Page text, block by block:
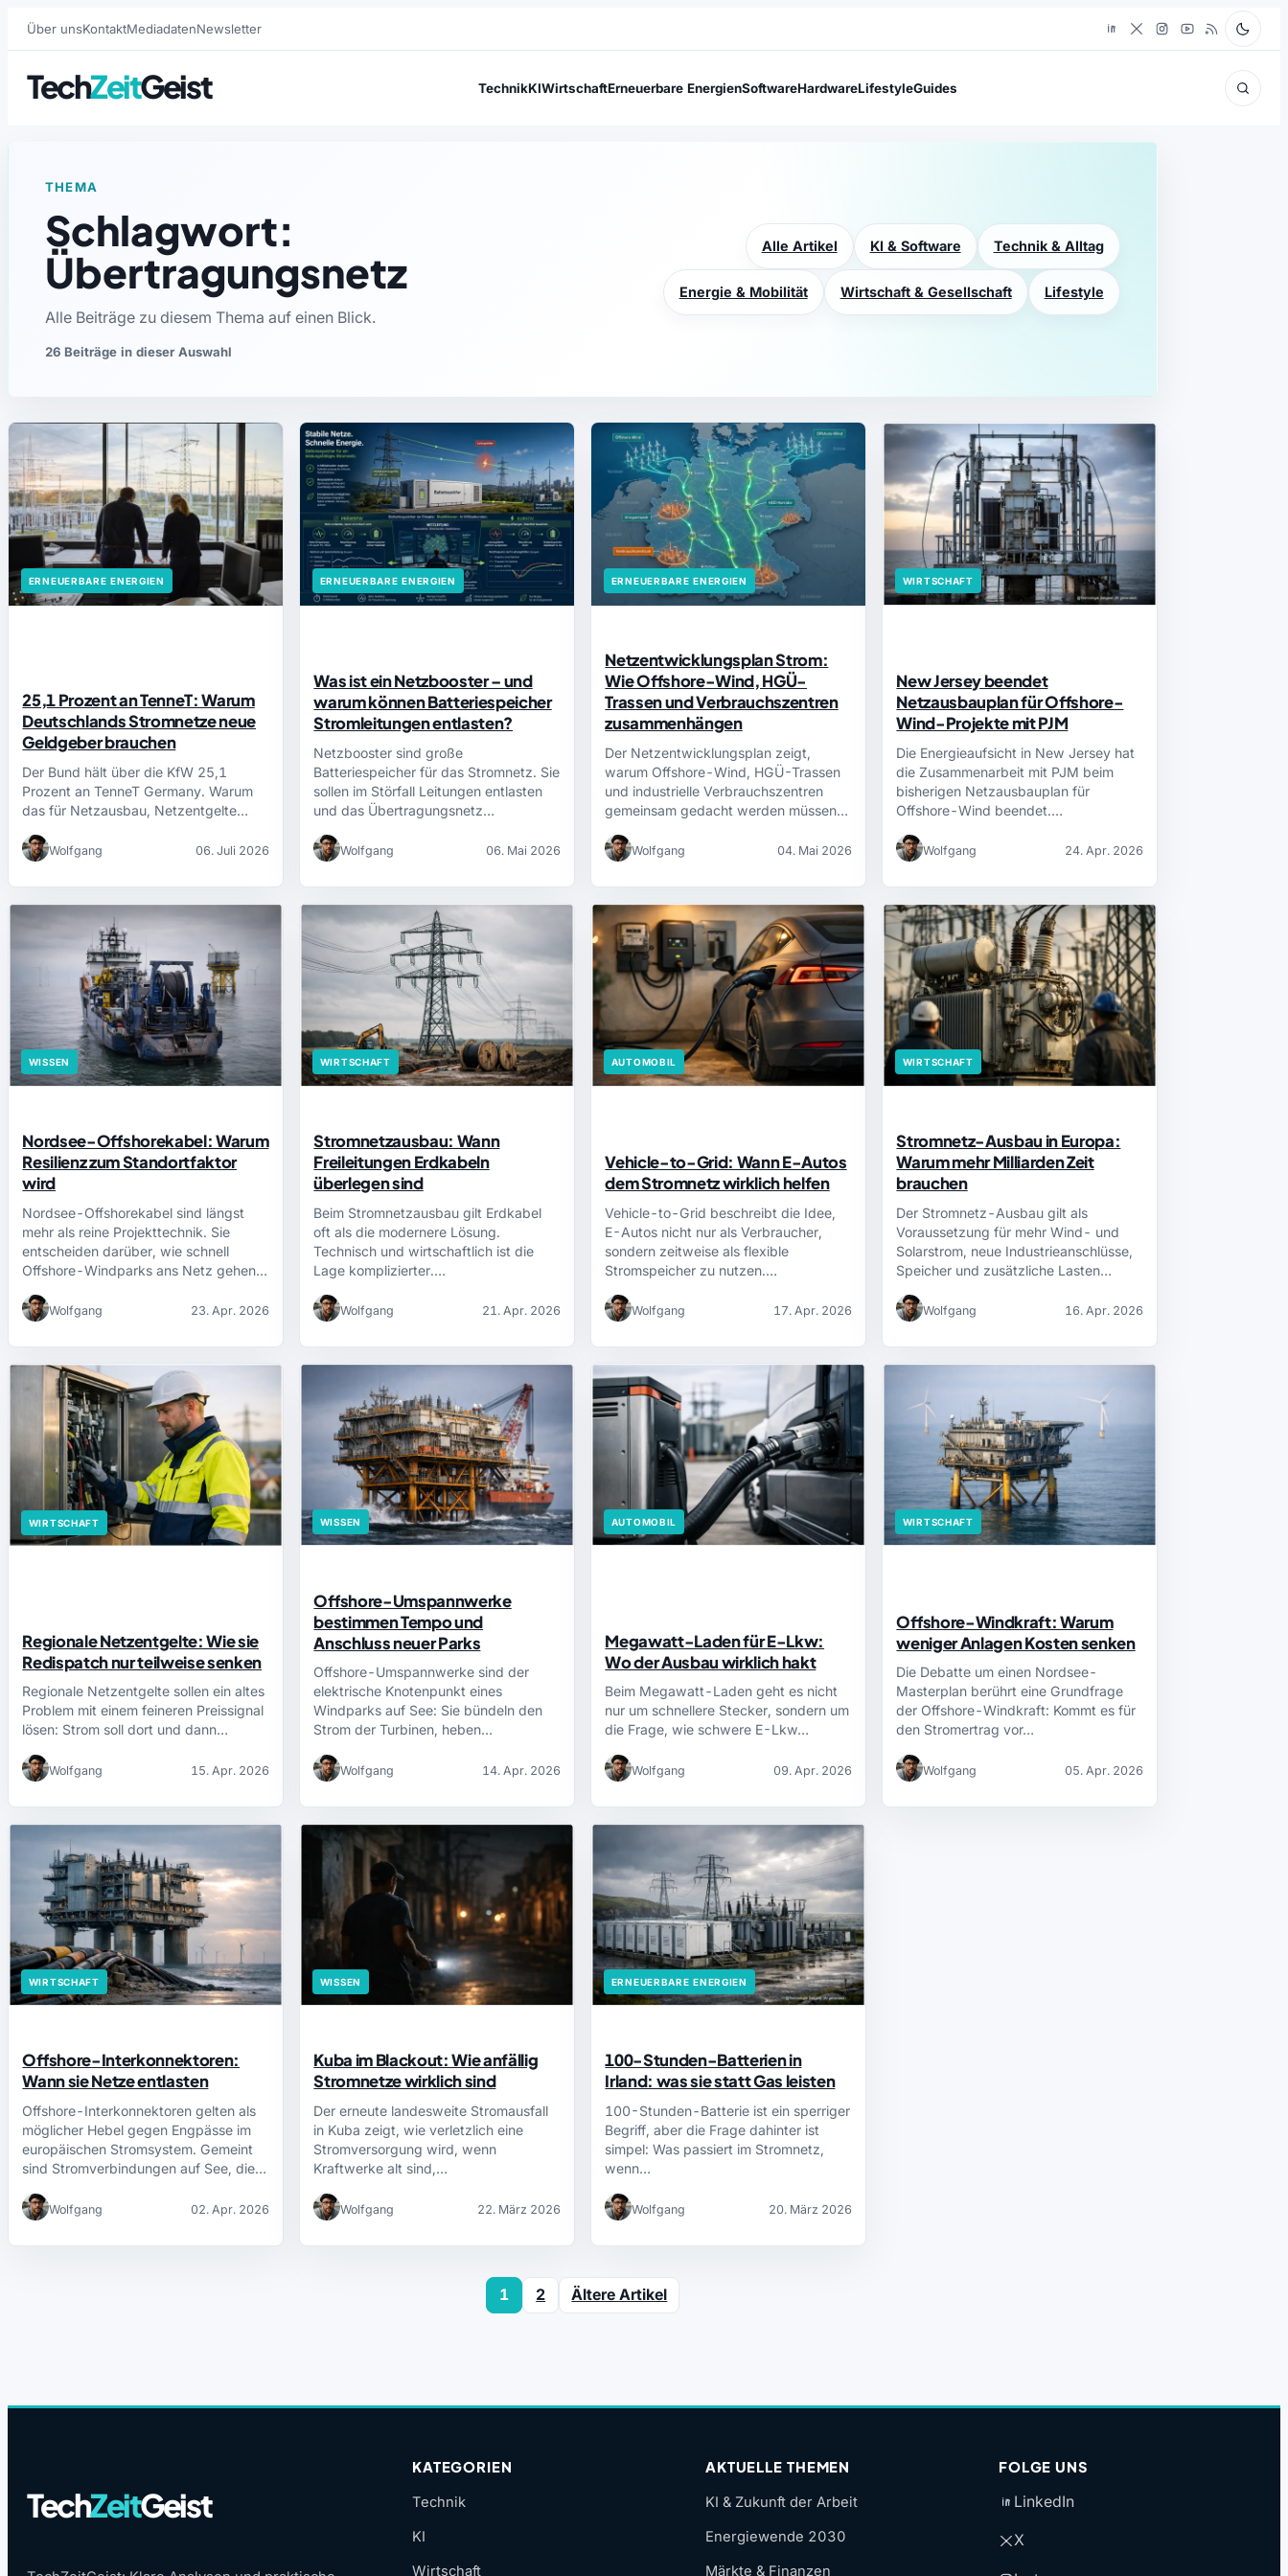
Über unsKontaktMediadatenNewsletter
TechZeitGeist TechnikKIWirtschaftErneuerbare EnergienSoftwareHardwareLifestyleGuides
THEMA
Schlagwort:
Übertragungsnetz
Alle Beiträge zu diesem Thema auf einen Blick.
26 Beiträge in dieser Auswahl
Alle Artikel KI & Software Technik & Alltag
Energie & Mobilität Wirtschaft & Gesellschaft Lifestyle
ERNEUERBARE ENERGIEN
25,1 Prozent an TenneT: Warum
Deutschlands Stromnetze neue
Geldgeber brauchen
Der Bund hält über die KfW 25,1
Prozent an TenneT Germany. Warum
das für Netzausbau, Netzentgelte…
Wolfgang 06. Juli 2026
ERNEUERBARE ENERGIEN
Was ist ein Netzbooster – und
warum können Batteriespeicher
Stromleitungen entlasten?
Netzbooster sind große
Batteriespeicher für das Stromnetz. Sie
sollen im Störfall Leitungen entlasten
und das Übertragungsnetz…
Wolfgang 06. Mai 2026
ERNEUERBARE ENERGIEN
Netzentwicklungsplan Strom:
Wie Offshore-Wind, HGÜ-
Trassen und Verbrauchszentren
zusammenhängen
Der Netzentwicklungsplan zeigt,
warum Offshore-Wind, HGÜ-Trassen
und industrielle Verbrauchszentren
gemeinsam gedacht werden müssen –
Wolfgang 04. Mai 2026
WIRTSCHAFT
New Jersey beendet
Netzausbauplan für Offshore-
Wind-Projekte mit PJM
Die Energieaufsicht in New Jersey hat
die Zusammenarbeit mit PJM beim
bisherigen Netzausbauplan für
Offshore-Wind beendet.…
Wolfgang 24. Apr. 2026
WISSEN
Nordsee-Offshorekabel: Warum
Resilienz zum Standortfaktor
wird
Nordsee-Offshorekabel sind längst
mehr als reine Projekttechnik. Sie
entscheiden darüber, wie schnell
Offshore-Windparks ans Netz gehen,
Wolfgang 23. Apr. 2026
WIRTSCHAFT
Stromnetzausbau: Wann
Freileitungen Erdkabeln
überlegen sind
Beim Stromnetzausbau gilt Erdkabel
oft als die modernere Lösung.
Technisch und wirtschaftlich ist die
Lage komplizierter.…
Wolfgang 21. Apr. 2026
AUTOMOBIL
Vehicle-to-Grid: Wann E-Autos
dem Stromnetz wirklich helfen
Vehicle-to-Grid beschreibt die Idee,
E-Autos nicht nur als Verbraucher,
sondern zeitweise als flexible
Stromspeicher zu nutzen.…
Wolfgang 17. Apr. 2026
WIRTSCHAFT
Stromnetz-Ausbau in Europa:
Warum mehr Milliarden Zeit
brauchen
Der Stromnetz-Ausbau gilt als
Voraussetzung für mehr Wind- und
Solarstrom, neue Industrieanschlüsse,
Speicher und zusätzliche Lasten…
Wolfgang 16. Apr. 2026
WIRTSCHAFT
Regionale Netzentgelte: Wie sie
Redispatch nur teilweise senken
Regionale Netzentgelte sollen ein altes
Problem mit einem feineren Preissignal
lösen: Strom soll dort und dann…
Wolfgang 15. Apr. 2026
WISSEN
Offshore-Umspannwerke
bestimmen Tempo und
Anschluss neuer Parks
Offshore-Umspannwerke sind der
elektrische Knotenpunkt eines
Windparks auf See: Sie bündeln den
Strom der Turbinen, heben…
Wolfgang 14. Apr. 2026
AUTOMOBIL
Megawatt-Laden für E-Lkw:
Wo der Ausbau wirklich hakt
Beim Megawatt-Laden geht es nicht
nur um schnellere Stecker, sondern um
die Frage, wie schwere E-Lkw…
Wolfgang 09. Apr. 2026
WIRTSCHAFT
Offshore-Windkraft: Warum
weniger Anlagen Kosten senken
Die Debatte um einen Nordsee-
Masterplan berührt eine Grundfrage
der Offshore-Windkraft: Kommt es für
den Stromertrag vor…
Wolfgang 05. Apr. 2026
WIRTSCHAFT
Offshore-Interkonnektoren:
Wann sie Netze entlasten
Offshore-Interkonnektoren gelten als
möglicher Hebel gegen Engpässe im
europäischen Stromsystem. Gemeint
sind Stromverbindungen auf See, die…
Wolfgang 02. Apr. 2026
WISSEN
Kuba im Blackout: Wie anfällig
Stromnetze wirklich sind
Der erneute landesweite Stromausfall
in Kuba zeigt, wie verletzlich eine
Stromversorgung wird, wenn
Kraftwerke alt sind,…
Wolfgang 22. März 2026
ERNEUERBARE ENERGIEN
100-Stunden-Batterien in
Irland: was sie statt Gas leisten
100-Stunden-Batterie ist ein sperriger
Begriff, aber die Frage dahinter ist
simpel: Was passiert im Stromnetz,
wenn…
Wolfgang 20. März 2026
1 2 Ältere Artikel
TechZeitGeist
KATEGORIEN
Technik
KI
Wirtschaft
AKTUELLE THEMEN
KI & Zukunft der Arbeit
Energiewende 2030
Märkte & Finanzen
FOLGE UNS
LinkedIn
X